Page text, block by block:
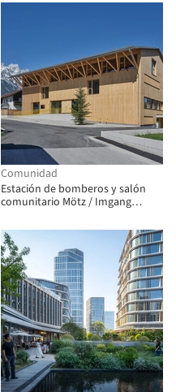
Comunidad
Estación de bomberos y salón
comunitario Mötz / Imgang